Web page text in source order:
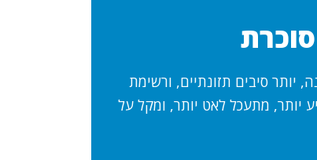
סיבים תזונתיים, ורשימת
יותר, מתעכל לאט יותר, ומקל על